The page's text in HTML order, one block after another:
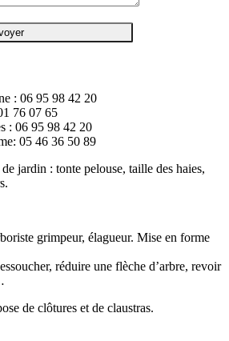
: 06 95 98 42 20
76 07 65
: 06 95 98 42 20
05 46 36 50 89
jardin : tonte pelouse, taille des haies,
grimpeur, élagueur. Mise en forme
réduire une flèche d’arbre, revoir
de clôtures et de claustras.